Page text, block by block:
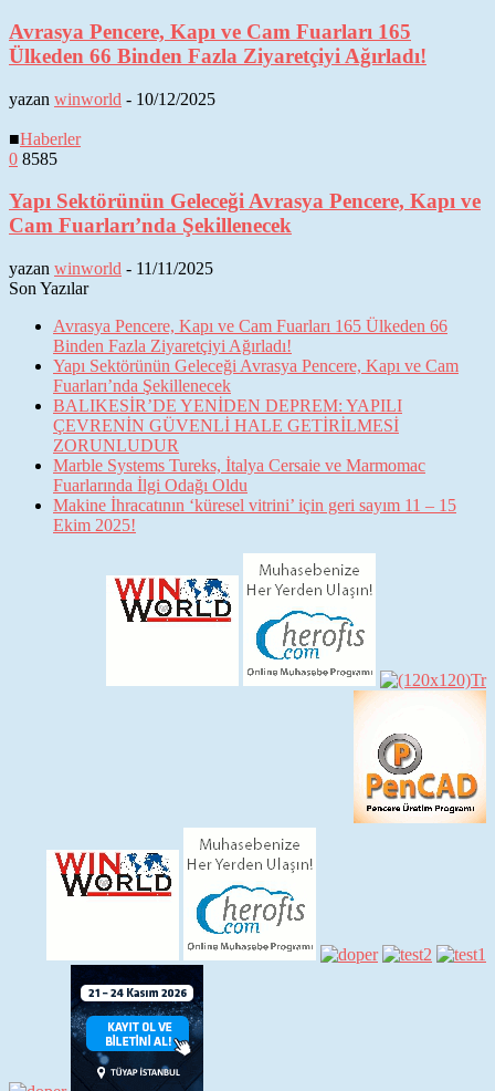
Avrasya Pencere, Kapı ve Cam Fuarları 165
Ülkeden 66 Binden Fazla Ziyaretçiyi Ağırladı!
yazan winworld - 10/12/2025
■Haberler
0 8585
Yapı Sektörünün Geleceği Avrasya Pencere, Kapı ve
Cam Fuarları’nda Şekillenecek
yazan winworld - 11/11/2025
Son Yazılar
Avrasya Pencere, Kapı ve Cam Fuarları 165 Ülkeden 66
Binden Fazla Ziyaretçiyi Ağırladı!
Yapı Sektörünün Geleceği Avrasya Pencere, Kapı ve Cam
Fuarları’nda Şekillenecek
BALIKESİR’DE YENİDEN DEPREM: YAPILI
ÇEVRENİN GÜVENLİ HALE GETİRİLMESİ
ZORUNLUDUR
Marble Systems Tureks, İtalya Cersaie ve Marmomac
Fuarlarında İlgi Odağı Oldu
Makine İhracatının ‘küresel vitrini’ için geri sayım 11 – 15
Ekim 2025!